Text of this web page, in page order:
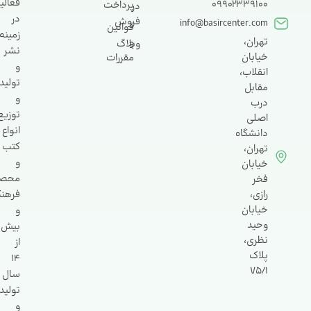
09902339100
info@basircenter.com
تهران،
خیابان
انقلاب،
مقابل
درب
اصلی
دانشگاه
تهران،
خیابان
فخر
رازی،
خیابان
وحید
نظری،
پلاک
۷۵/۱​​​​​​​
در
فروش
وبلاگ
پرداخت
قوانین
و
مقررات
در
زمینه
نشر
و
تولید
و
انواع
کتب
و
و
بیش
از
14
سال
تولید
و